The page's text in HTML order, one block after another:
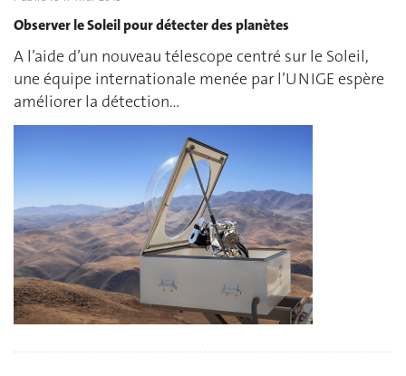
Observer le Soleil pour détecter des planètes
A l’aide d’un nouveau télescope centré sur le Soleil,
une équipe internationale menée par l’UNIGE espère
améliorer la détection…